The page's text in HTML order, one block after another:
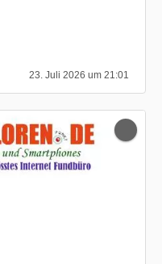
23. Juli 2026 um 21:01